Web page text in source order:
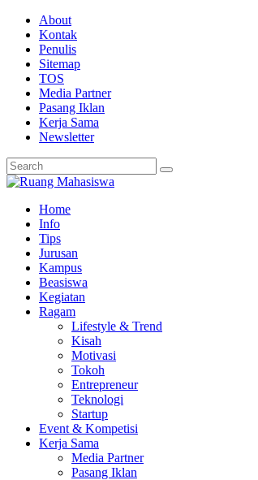
About
Kontak
Penulis
Sitemap
TOS
Media Partner
Pasang Iklan
Kerja Sama
Newsletter
Home
Info
Tips
Jurusan
Kampus
Beasiswa
Kegiatan
Ragam
Lifestyle & Trend
Kisah
Motivasi
Tokoh
Entrepreneur
Teknologi
Startup
Event & Kompetisi
Kerja Sama
Media Partner
Pasang Iklan